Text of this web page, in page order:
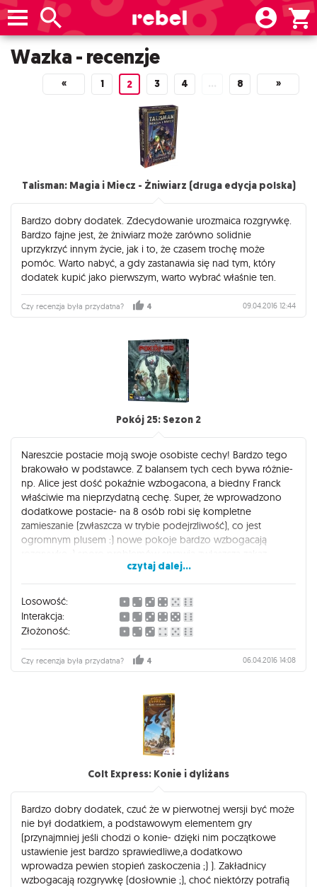
Wazka - recenzje
« 1 2 3 4 … 8 »
Talisman: Magia i Miecz - Żniwiarz (druga edycja polska)
Bardzo dobry dodatek. Zdecydowanie urozmaica rozgrywkę.
Bardzo fajne jest, że żniwiarz może zarówno solidnie
uprzykrzyć innym życie, jak i to, że czasem trochę może
pomóc. Warto nabyć, a gdy zastanawia się nad tym, który
dodatek kupić jako pierwszym, warto wybrać właśnie ten.
Czy recenzja była przydatna? 4 09.04.2016 12:44
Pokój 25: Sezon 2
Nareszcie postacie moją swoje osobiste cechy! Bardzo tego
brakowało w podstawce. Z balansem tych cech bywa różnie-
np. Alice jest dość pokaźnie wzbogacona, a biedny Franck
właściwie ma nieprzydatną cechę. Super, że wprowadzono
dodatkowe postacie- na 8 osób robi się kompletne
zamieszanie (zwłaszcza w trybie podejrzliwość), co jest
ogromnym plusem :) nowe pokoje bardzo wzbogacają
rozgrywkę :) sporo problemów sprawia zwłaszcza zakaz
komunikowania się ;) Ciekawym pomysłem jest komora
regeneracji- łatwo może ujawnić, kto tu jest strażnikiem (kto
niechętnie przywraca do życia wyeliminowanych). Ogólnie:
można sobie tak utrudnić i zamieszać rozgrywkę, że wygrana
będzie smakować o niebo lepiej ;) Dodatek to pozycja
obowiązkowa dla fanów :) sprawia ogromną radość i wzbija
poziom regrywalności na kosmiczny poziom :) nie mniej,
warto nadmienić, że podstawka jest idealnie wyważona dla
25" warto nauczyć go na podstawce właśnie, żeby nie zrobić
mu chaosu w głowie, który może się pojawić u
niezaznajomionego z podstawową wersją gracza. GORĄCO
POLECAM TEN DODATEK! Z niecierpliwością czekam, aż
Matagot wyda kolejny- escape room, a potem (mam
czytaj dalej...
Losowość:
Interakcja:
Złożoność:
Czy recenzja była przydatna? 4 06.04.2016 14:08
Colt Express: Konie i dyliżans
Bardzo dobry dodatek, czuć że w pierwotnej wersji być może
nie był dodatkiem, a podstawowym elementem gry
(przynajmniej jeśli chodzi o konie- dzięki nim początkowe
ustawienie jest bardzo sprawiedliwe,a dodatkowo
wprowadza pewien stopień zaskoczenia ;) ). Zakładnicy
wzbogacają rozgrywkę (dosłownie ;), choć niektórzy potrafią